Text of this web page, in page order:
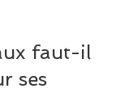
faut-il
ses